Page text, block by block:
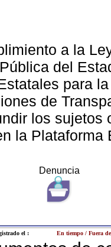
a la
del
para
de
los sujetos
la Plataforma
Denuncia
el : En tiempo / Fuera